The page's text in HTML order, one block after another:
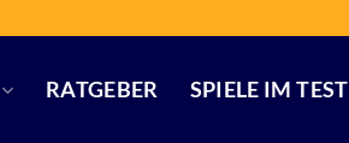
RATGEBER SPIELE IM TEST